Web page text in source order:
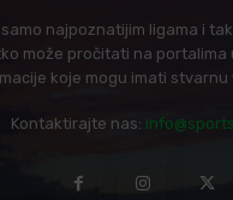
najpoznatijim ligama i
može pročitati na
koje mogu imati
Kontaktirajte nas: